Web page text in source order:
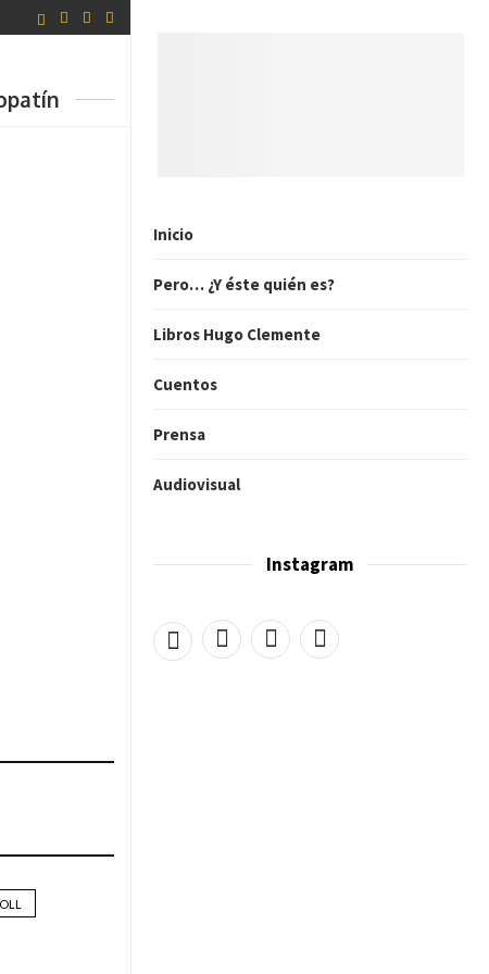
Inicio
Pero… ¿Y éste quién es?
Libros Hugo Clemente
Cuentos
Prensa
Audiovisual
Instagram